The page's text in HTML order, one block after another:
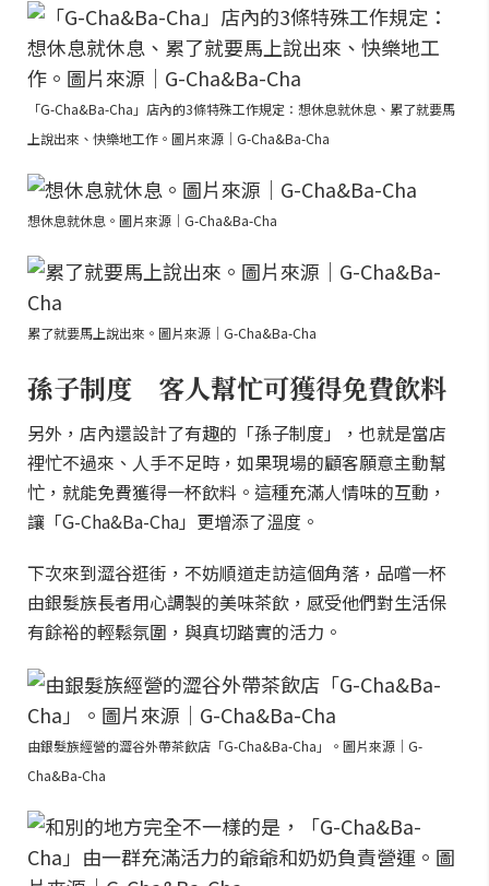
「G-Cha&Ba-Cha」店內的3條特殊工作規定：想休息就休息、累了就要馬
上說出來、快樂地工作。圖片來源｜G-Cha&Ba-Cha
想休息就休息。圖片來源｜G-Cha&Ba-Cha
累了就要馬上說出來。圖片來源｜G-Cha&Ba-Cha
孫子制度 客人幫忙可獲得免費飲料
另外，店內還設計了有趣的「孫子制度」，也就是當店
裡忙不過來、人手不足時，如果現場的顧客願意主動幫
忙，就能免費獲得一杯飲料。這種充滿人情味的互動，
讓「G-Cha&Ba-Cha」更增添了溫度。
下次來到澀谷逛街，不妨順道走訪這個角落，品嚐一杯
由銀髮族長者用心調製的美味茶飲，感受他們對生活保
有餘裕的輕鬆氛圍，與真切踏實的活力。
由銀髮族經營的澀谷外帶茶飲店「G-Cha&Ba-Cha」。圖片來源｜G-
Cha&Ba-Cha